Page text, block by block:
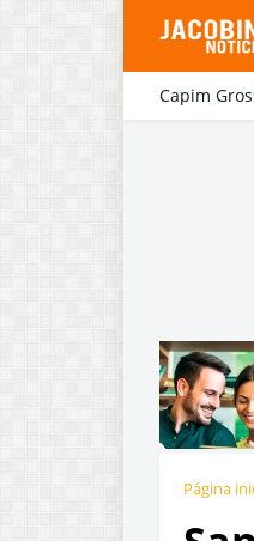
Capim
Página